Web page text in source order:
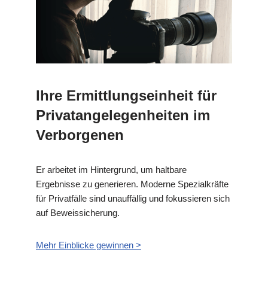
Ihre Ermittlungseinheit für
Privatangelegenheiten im
Verborgenen
Er arbeitet im Hintergrund, um haltbare
Ergebnisse zu generieren. Moderne Spezialkräfte
für Privatfälle sind unauffällig und fokussieren sich
auf Beweissicherung.
Mehr Einblicke gewinnen >